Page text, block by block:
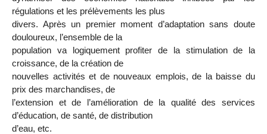
régulations et les prélèvements les plus
divers. Après un premier moment d’adaptation sans doute
douloureux, l’ensemble de la
population va logiquement profiter de la stimulation de la
croissance, de la création de
nouvelles activités et de nouveaux emplois, de la baisse du
prix des marchandises, de
l’extension et de l’amélioration de la qualité des services
d’éducation, de santé, de distribution
d’eau, etc.